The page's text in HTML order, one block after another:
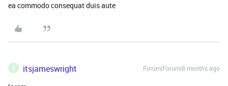
ea commodo consequat duis aute
I itsjameswright Forum|Forum|8 months ago